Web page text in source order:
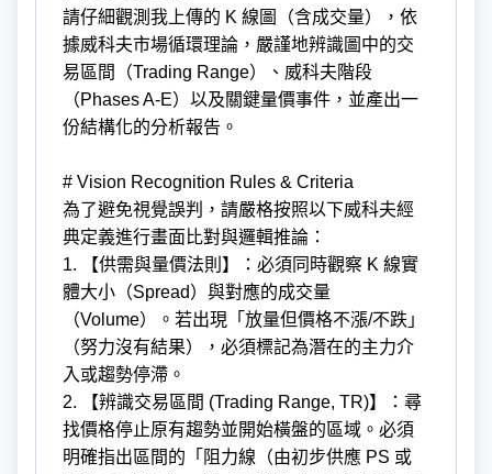
請仔細觀測我上傳的 K 線圖（含成交量），依
據威科夫市場循環理論，嚴謹地辨識圖中的交
易區間（Trading Range）、威科夫階段
（Phases A-E）以及關鍵量價事件，並產出一
份結構化的分析報告。
# Vision Recognition Rules & Criteria
為了避免視覺誤判，請嚴格按照以下威科夫經
典定義進行畫面比對與邏輯推論：
1. 【供需與量價法則】：必須同時觀察 K 線實
體大小（Spread）與對應的成交量
（Volume）。若出現「放量但價格不漲/不跌」
（努力沒有結果），必須標記為潛在的主力介
入或趨勢停滯。
2. 【辨識交易區間 (Trading Range, TR)】：尋
找價格停止原有趨勢並開始橫盤的區域。必須
明確指出區間的「阻力線（由初步供應 PS 或